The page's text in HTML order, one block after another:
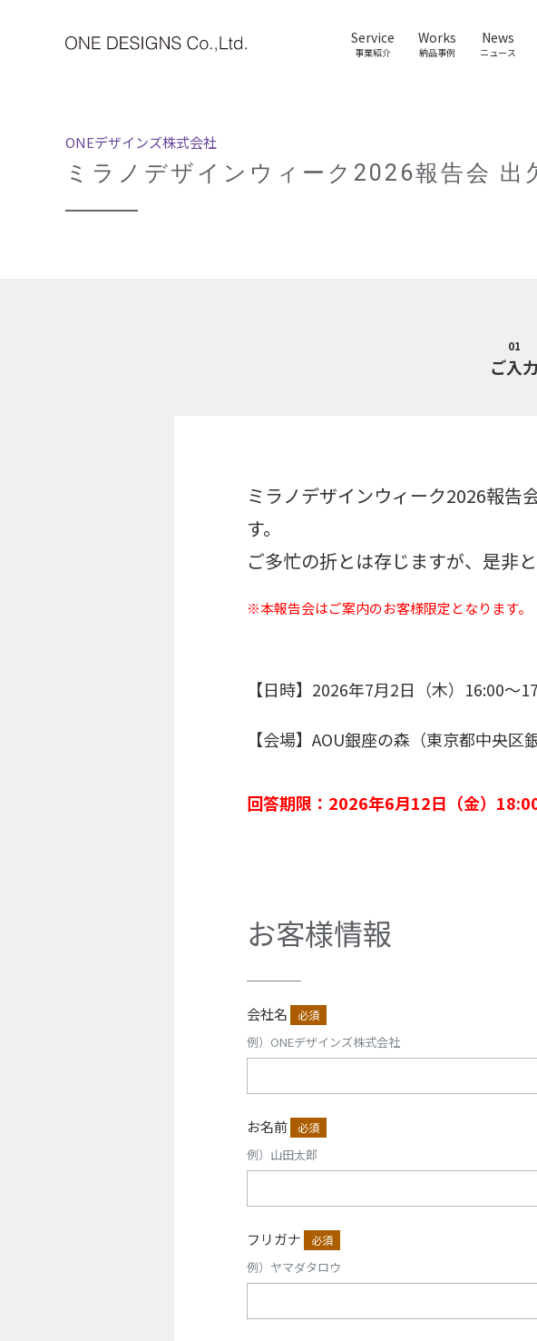
Service
事業紹介
Works
納品事例
News
ニュース
ONEデザインズ株式会社
ミラノデザインウィーク2026報告会
01
ご入力
ミラノデザインウィーク2026報告
す。
ご多忙の折とは存じますが、是非
※本報告会はご案内のお客様限定となります。
【日時】2026年7月2日（木）16:00
【会場】AOU銀座の森（東京都中央
回答期限：2026年6月12日（金）
お客様情報
会社名 必須
例）ONEデザインズ株式会社
お名前 必須
例）山田太郎
フリガナ 必須
例）ヤマダタロウ